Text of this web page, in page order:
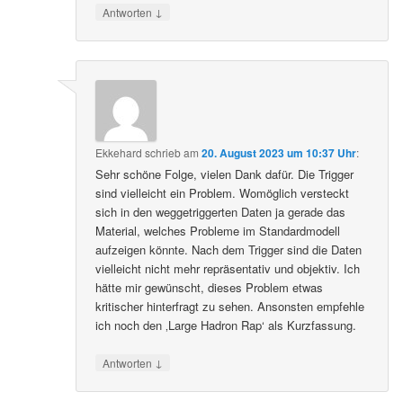
Antworten ↓
Ekkehard schriebam20. August 2023 um 10:37 Uhr:
Sehr schöne Folge, vielen Dank dafür. Die Trigger
sind vielleicht ein Problem. Womöglich versteckt
sich in den weggetriggerten Daten ja gerade das
Material, welches Probleme im Standardmodell
aufzeigen könnte. Nach dem Trigger sind die Daten
vielleicht nicht mehr repräsentativ und objektiv. Ich
hätte mir gewünscht, dieses Problem etwas
kritischer hinterfragt zu sehen. Ansonsten empfehle
ich noch den ‚Large Hadron Rap‘ als Kurzfassung.
Antworten ↓